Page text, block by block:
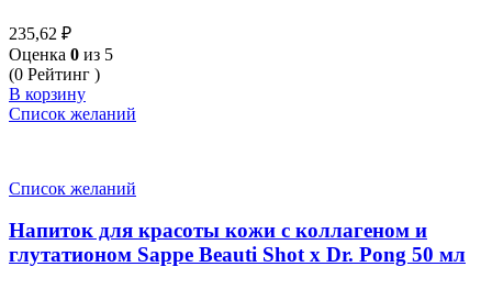
235,62 ₽
Оценка 0 из 5
(0 Рейтинг )
В корзину
Список желаний
Список желаний
Напиток для красоты кожи с коллагеном и
глутатионом Sappe Beauti Shot x Dr. Pong 50 мл